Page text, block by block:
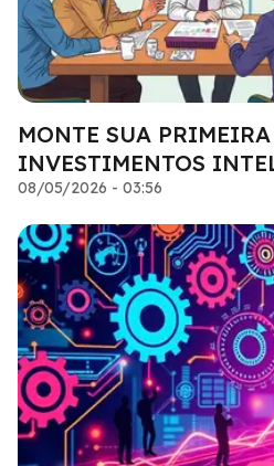
MONTE SUA
INVESTIMENTOS
08/05/2026 - 03:56